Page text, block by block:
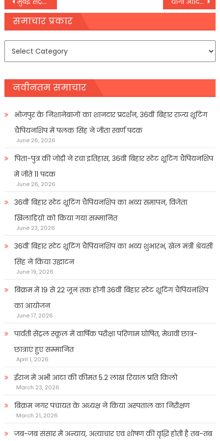
navigation
समाचार प्रकार
नवीनतम समाचार
भोजपुर के निशानेबाजों का शानदार प्रदर्शन, 36वीं बिहार राज्य शूटिंग
चैंपियनशिप में पलक सिंह ने जीता स्वर्ण पदक
June 26, 2026
पिता-पुत्र की जोड़ी ने रचा इतिहास, 36वीं बिहार स्टेट शूटिंग चैंपियनशिप
में जीते 11 पदक
June 26, 2026
36वीं बिहार स्टेट शूटिंग चैंपियनशिप का भव्य समापन, विजेता
खिलाडिय़ों को किया गया सम्मानित
June 23, 2026
36वीं बिहार स्टेट शूटिंग चैंपियनशिप का भव्य शुभारंभ, खेल मंत्री श्रेयसी
सिंह ने किया उद्घाटन
June 19, 2026
बिक्रम में 19 से 22 जून तक होगी 36वीं बिहार स्टेट शूटिंग चैंपियनशिप
का आयोजन
June 17, 2026
पार्वती सेंट्रल स्कूल में वार्षिक परीक्षा परिणाम घोषित, मेधावी छात्र-
छात्राएं हुए सम्मानित
April 1, 2026
ईरान में अभी आटा की कीमत 5.2 लाख रियाल प्रति किलो
March 23, 2026
बिक्रम नगर पंचायत के अध्यक्ष ने किया अस्पताल का निरीक्षण
March 21, 2026
जब-जब संसार में अन्याय, अत्याचार एवं शोषण की वृद्धि होती है तब-तब